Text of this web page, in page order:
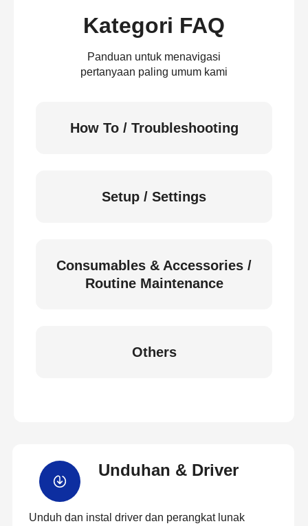
Kategori FAQ
Panduan untuk menavigasi
pertanyaan paling umum kami
How To / Troubleshooting
Setup / Settings
Consumables & Accessories /
Routine Maintenance
Others
Unduhan & Driver
Unduh dan instal driver dan perangkat lunak